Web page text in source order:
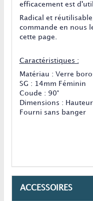
efficacement est
Radical et
commande en nous
cette page.
Caractéristiques :
Matériau : Verre
SG : 14mm Féminin
Coude : 90°
Dimensions :
Fourni sans banger
ACCESSOIRES